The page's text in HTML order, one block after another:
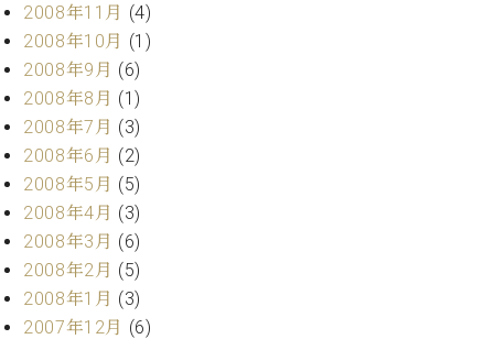
2008年11月 (4)
2008年10月 (1)
2008年9月 (6)
2008年8月 (1)
2008年7月 (3)
2008年6月 (2)
2008年5月 (5)
2008年4月 (3)
2008年3月 (6)
2008年2月 (5)
2008年1月 (3)
2007年12月 (6)